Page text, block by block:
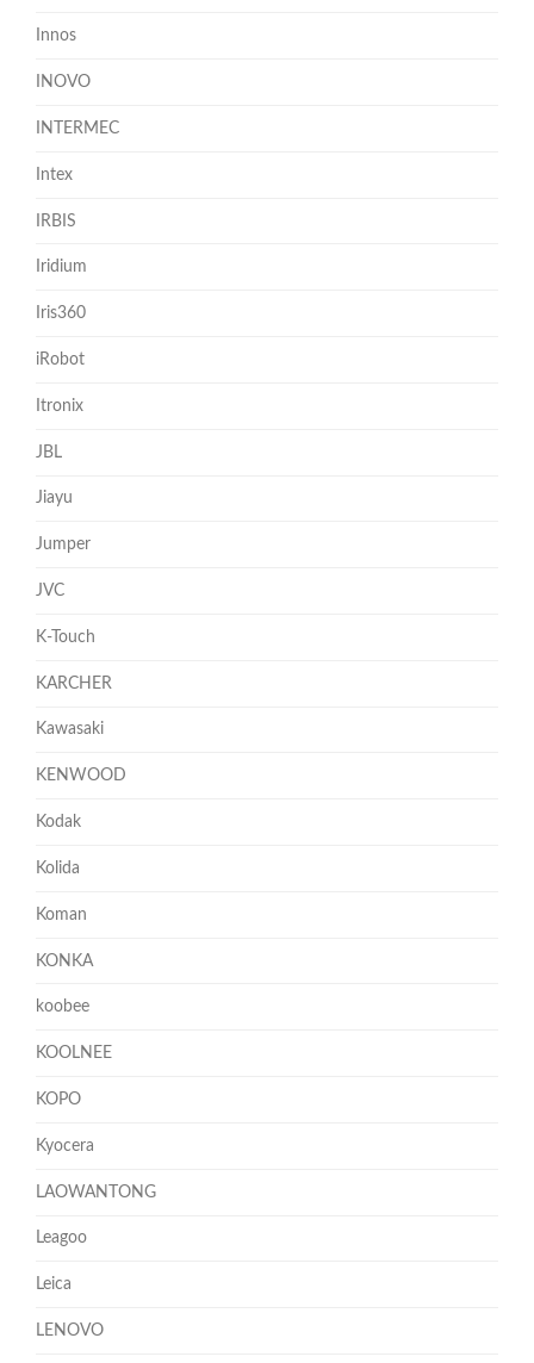
Innos
INOVO
INTERMEC
Intex
IRBIS
Iridium
Iris360
iRobot
Itronix
JBL
Jiayu
Jumper
JVC
K-Touch
KARCHER
Kawasaki
KENWOOD
Kodak
Kolida
Koman
KONKA
koobee
KOOLNEE
KOPO
Kyocera
LAOWANTONG
Leagoo
Leica
LENOVO